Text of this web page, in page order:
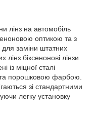
лінз на автомобіль
оптикою та з
заміни штатних
біксенонові лінзи
із міцної сталі
порошковою фарбою.
зі стандартними
легку установку